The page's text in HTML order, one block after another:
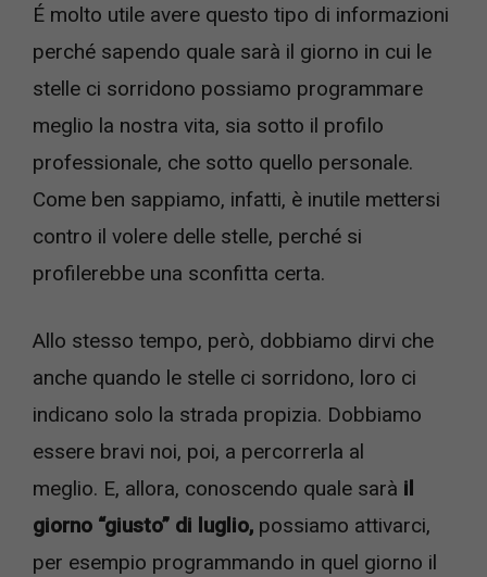
É molto utile avere questo tipo di informazioni
perché sapendo quale sarà il giorno in cui le
stelle ci sorridono possiamo programmare
meglio la nostra vita, sia sotto il profilo
professionale, che sotto quello personale.
Come ben sappiamo, infatti, è inutile mettersi
contro il volere delle stelle, perché si
profilerebbe una sconfitta certa.
Allo stesso tempo, però, dobbiamo dirvi che
anche quando le stelle ci sorridono, loro ci
indicano solo la strada propizia. Dobbiamo
essere bravi noi, poi, a percorrerla al
meglio. E, allora, conoscendo quale sarà il
giorno “giusto” di luglio, possiamo attivarci,
per esempio programmando in quel giorno il